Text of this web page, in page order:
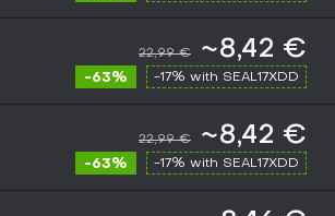
22,99 € ~8,42 €
-63% -17% with SEAL17XDD
22,99 € ~8,42 €
-63% -17% with SEAL17XDD